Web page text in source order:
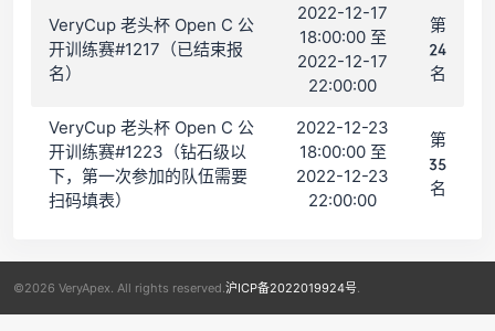
VeryCup 老头杯 Open C 公
开训练赛#1217（已结束报
名）
2022-12-17
18:00:00 至
2022-12-17
22:00:00
第
24
名
VeryCup 老头杯 Open C 公
开训练赛#1223（钻石级以
下，第一次参加的队伍需要
扫码填表）
2022-12-23
18:00:00 至
2022-12-23
22:00:00
第
35
名
©2026 VeryApex. All rights reserved. 沪ICP备2022019924号